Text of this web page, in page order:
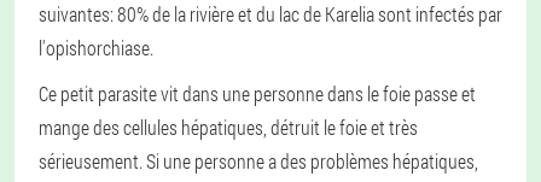
suivantes: 80% de la rivière et du lac de Karelia sont infectés par
l'opishorchiase.
Ce petit parasite vit dans une personne dans le foie passe et
mange des cellules hépatiques, détruit le foie et très
sérieusement. Si une personne a des problèmes hépatiques,